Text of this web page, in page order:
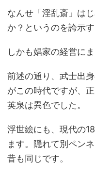
なんせ「淫乱斎」は
か？というのを誇示
しかも娼家の経営に
前述の通り、武士出
がこの時代ですが、
英泉は異色でした。
浮世絵にも、現代の
ます。隠れて別ペン
昔も同じです。